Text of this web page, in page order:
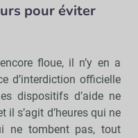
pour éviter
floue, il n’y en a
d’interdiction officielle
dispositifs d’aide ne
il s’agit d’heures qui ne
ne tombent pas, tout